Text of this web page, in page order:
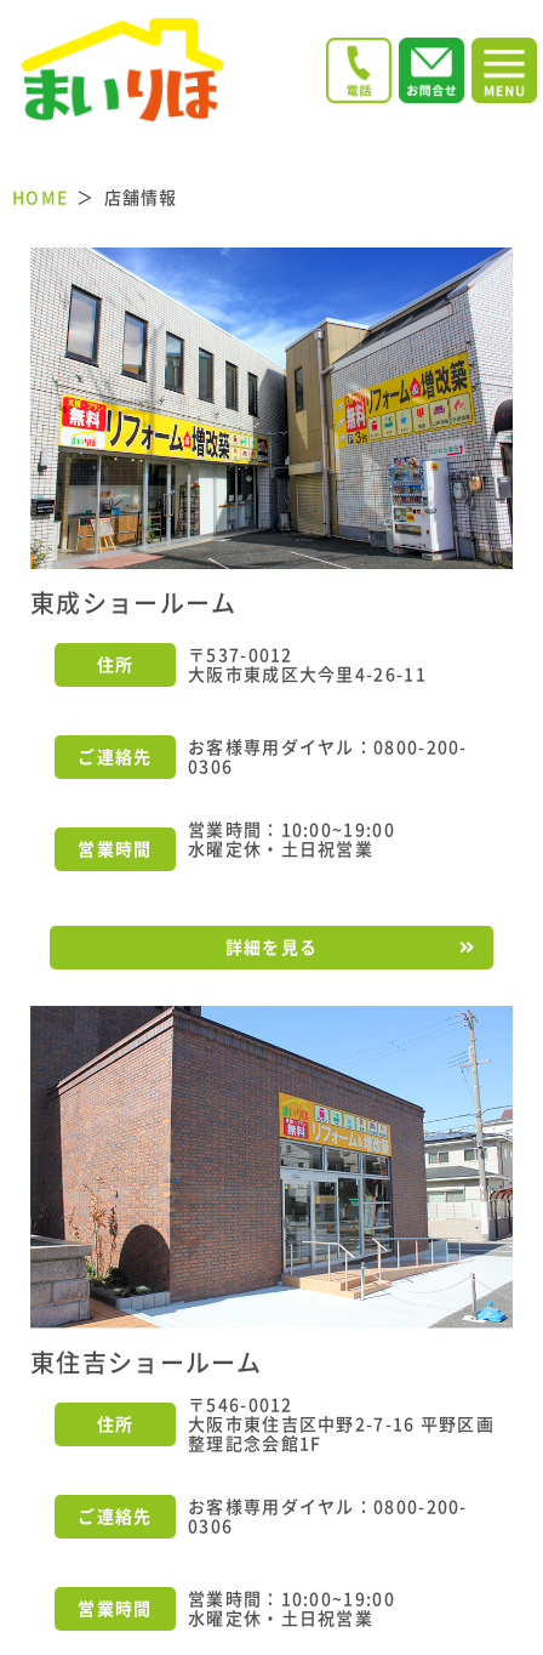
HOME 店舗情報
東成ショールーム
住所
〒537-0012
大阪市東成区大今里4-26-11
ご連絡先
お客様専用ダイヤル：0800-200-
0306
営業時間
営業時間：10:00~19:00
水曜定休・土日祝営業
詳細を見る
東住吉ショールーム
住所
〒546-0012
大阪市東住吉区中野2-7-16 平野区画
整理記念会館1F
ご連絡先
お客様専用ダイヤル：0800-200-
0306
営業時間
営業時間：10:00~19:00
水曜定休・土日祝営業